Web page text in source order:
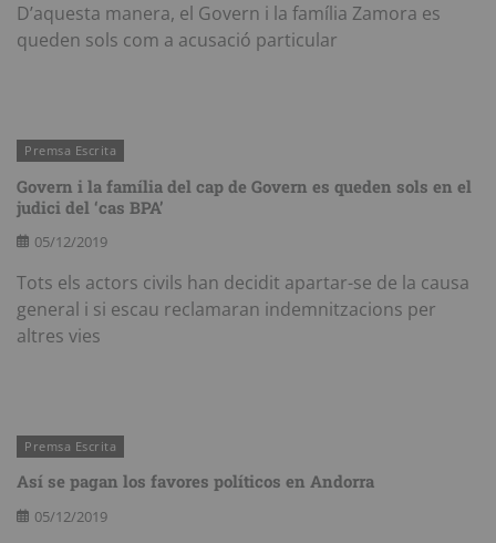
D’aquesta manera, el Govern i la família Zamora es
queden sols com a acusació particular
Premsa Escrita
Govern i la família del cap de Govern es queden sols en el
judici del ‘cas BPA’
05/12/2019
Tots els actors civils han decidit apartar-se de la causa
general i si escau reclamaran indemnitzacions per
altres vies
Premsa Escrita
Así se pagan los favores políticos en Andorra
05/12/2019